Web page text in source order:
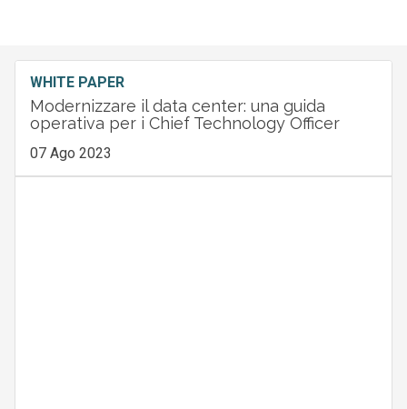
WHITE PAPER
Modernizzare il data center: una guida
operativa per i Chief Technology Officer
07 Ago 2023